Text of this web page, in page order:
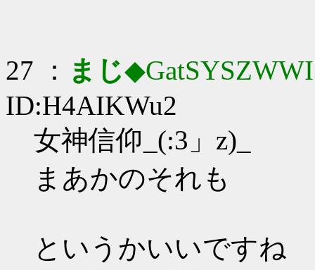
27 ： まじ◆GatSYSZWWI
ID:H4AIKWu2
女神信仰_(:3」z)_
まあかのそれも
というかいいですね